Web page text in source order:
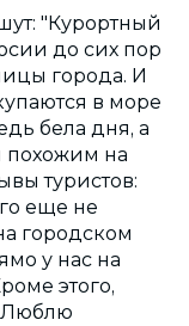
"Курортный
до сих пор
города. И
в море
бела дня, а
похожим на
туристов:
еще не
городском
у нас на
этого,
Люблю